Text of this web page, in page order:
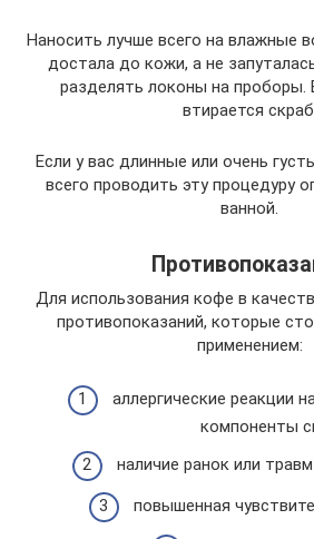
Наносить лучше всего на влажные
достала до кожи, а не
разделять локоны на проборы.
втирается скраб.
Если у вас длинные или очень
всего проводить эту процедуру
ванной.
Для использования кофе в
противопоказаний, которые
применением:
аллергические реакции
компоненты
наличие ранок или
повышенная